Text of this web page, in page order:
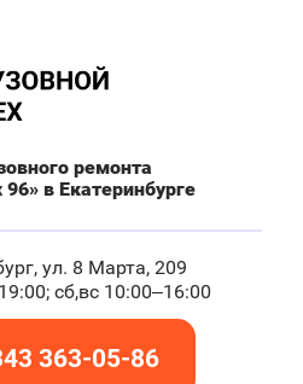
ремонта
в Екатеринбурге
ул. 8 Марта, 209
сб,вс 10:00–16:00
363-05-86